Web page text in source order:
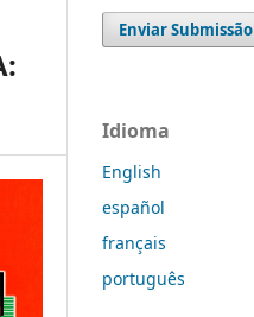
Enviar Submissão
Idioma
English
español
français
português